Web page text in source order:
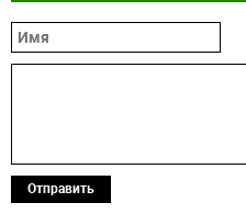
Отправить